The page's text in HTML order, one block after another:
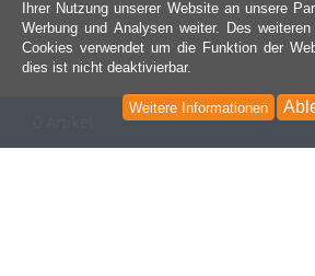
Ihrer Nutzung unserer Website an unsere
Werbung und Analysen weiter. Des
Cookies verwendet um die Funktion der
dies ist nicht deaktivierbar.
Weitere Informationen